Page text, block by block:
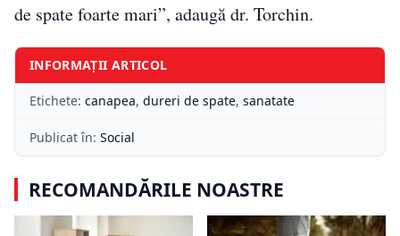
de spate foarte mari”, adaugă dr. Torchin.
INFORMAȚII ARTICOL
Etichete: canapea, dureri de spate, sanatate
Publicat în: Social
RECOMANDĂRILE NOASTRE